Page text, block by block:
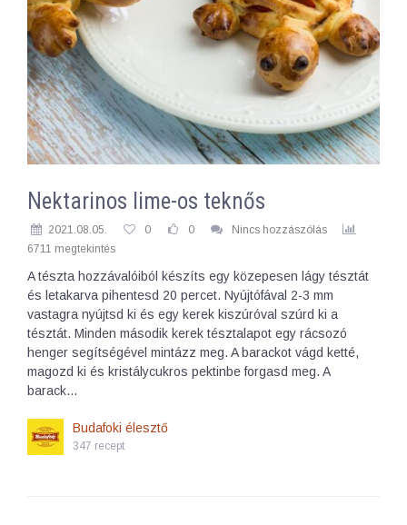
Nektarinos lime-os teknős
2021.08.05. 0 0
Nincs hozzászólás
6711 megtekintés
A tészta hozzávalóiból készíts egy közepesen lágy tésztát
és letakarva pihentesd 20 percet. Nyújtófával 2-3 mm
vastagra nyújtsd ki és egy kerek kiszúróval szúrd ki a
tésztát. Minden második kerek tésztalapot egy rácsozó
henger segítségével mintázz meg. A barackot vágd ketté,
magozd ki és kristálycukros pektinbe forgasd meg. A
barack…
Budafoki élesztő
347 recept